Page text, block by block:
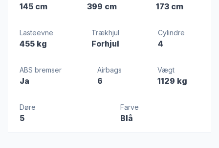
145 cm 399 cm 173 cm
Lasteevne
455 kg
Trækhjul
Forhjul
Cylindre
4
ABS bremser
Ja
Airbags
6
Vægt
1129 kg
Døre
5
Farve
Blå